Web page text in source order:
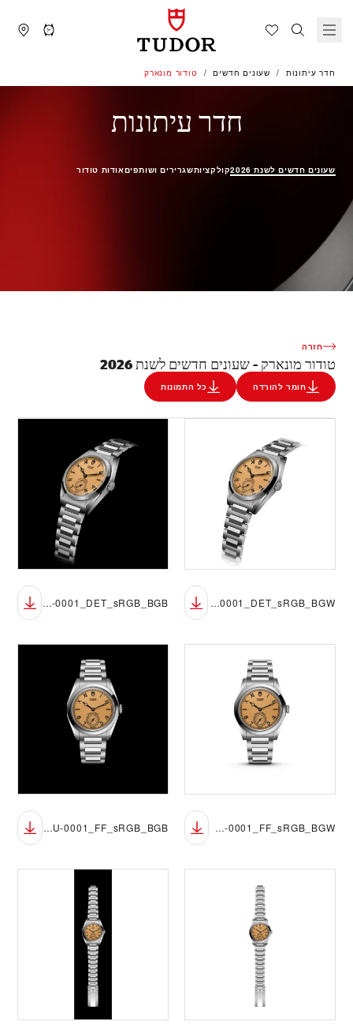
חדר עיתונות שעונים חדשים טודור מונארק
חדר עיתונותשעונים
שעונים חדשים לשנת 2026 קולקציותשגרירים ושותפיםאודות טודור
חזרה
טודור מונארק - שעונים חדשים לשנת 2026
חומר להורדה כל התמונות
M2639W1A0U-0001_DET_sRGB_BGW
M2639W1A0U-0001_DET_sRGB_BGB
M2639W1A0U-0001_FF_sRGB_BGW
M2639W1A0U-0001_FF_sRGB_BGB